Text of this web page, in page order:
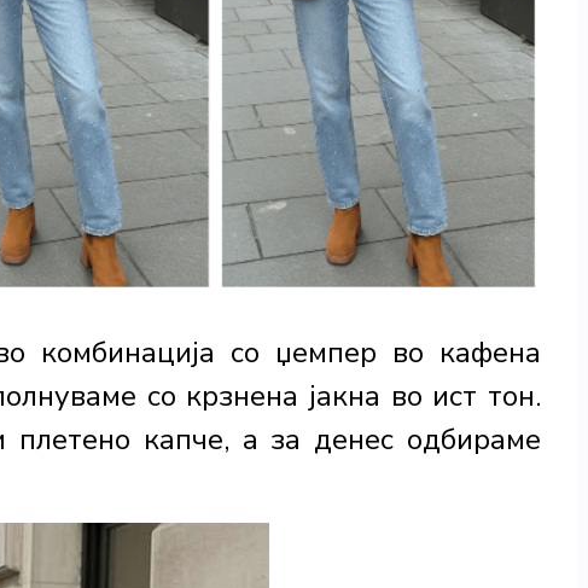
комбинација со џемпер во кафена
со крзнена јакна во ист тон.
плетено капче, а за денес одбираме